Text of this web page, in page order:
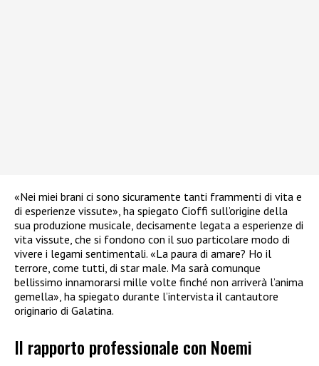
«Nei miei brani ci sono sicuramente tanti frammenti di vita e
di esperienze vissute», ha spiegato Cioffi sull’origine della
sua produzione musicale, decisamente legata a esperienze di
vita vissute, che si fondono con il suo particolare modo di
vivere i legami sentimentali. «La paura di amare? Ho il
terrore, come tutti, di star male. Ma sarà comunque
bellissimo innamorarsi mille volte finché non arriverà l’anima
gemella», ha spiegato durante l’intervista il cantautore
originario di Galatina.
Il rapporto professionale con Noemi